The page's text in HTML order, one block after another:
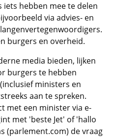
hebben mee te delen
via advies- en
burgers en overheid.
media bieden, lijken
burgers te hebben
ministers en
aan te spreken.
met een minister via e-
met 'beste Jet' of 'hallo
(parlement.com) de vraag